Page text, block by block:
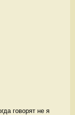
говорят не я